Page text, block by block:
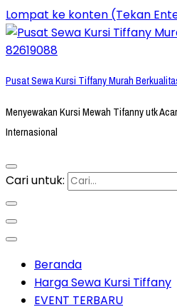
Lompat ke konten (Tekan
Pusat Sewa Kursi Tiffany Murah
Menyewakan Kursi Mewah Tifanny utk
Internasional
Cari untuk:
Beranda
Harga Sewa Kursi Tiffany
EVENT TERBARU